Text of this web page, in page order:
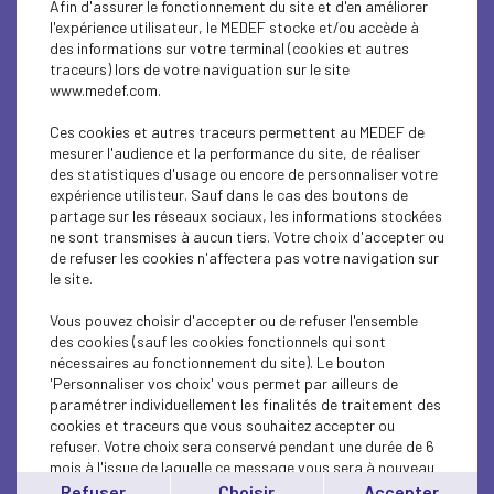
SUSTAINABLE DEVELOPMENT
SUSTAINABLE DEVELOPMENT
INTERNATIONAL - EUROPE
SUSTAINABLE DEVELOPMENT
SOCIAL
INTERNATIONAL - EUROPE
INTERNATIONAL - EUROPE
SUSTAINABLE DEVELOPMENT
ECONOMY
Afin d'assurer le fonctionnement du site et d'en améliorer
l'expérience utilisateur, le MEDEF stocke et/ou accède à
des informations sur votre terminal (cookies et autres
traceurs) lors de votre naviguation sur le site
www.medef.com.
Ces cookies et autres traceurs permettent au MEDEF de
mesurer l'audience et la performance du site, de réaliser
des statistiques d'usage ou encore de personnaliser votre
expérience utilisteur. Sauf dans le cas des boutons de
partage sur les réseaux sociaux, les informations stockées
ne sont transmises à aucun tiers. Votre choix d'accepter ou
de refuser les cookies n'affectera pas votre navigation sur
le site.
Vous pouvez choisir d'accepter ou de refuser l'ensemble
des cookies (sauf les cookies fonctionnels qui sont
nécessaires au fonctionnement du site). Le bouton
'Personnaliser vos choix' vous permet par ailleurs de
paramétrer individuellement les finalités de traitement des
cookies et traceurs que vous souhaitez accepter ou
refuser. Votre choix sera conservé pendant une durée de 6
mois à l'issue de laquelle ce message vous sera à nouveau
affiché..